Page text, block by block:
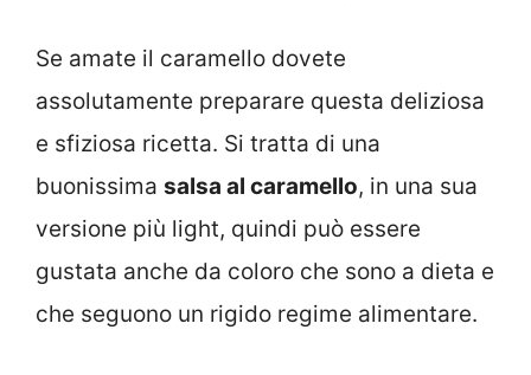
Se amate il caramello dovete
assolutamente preparare questa deliziosa
e sfiziosa ricetta. Si tratta di una
buonissima salsa al caramello, in una sua
versione più light, quindi può essere
gustata anche da coloro che sono a dieta e
che seguono un rigido regime alimentare.